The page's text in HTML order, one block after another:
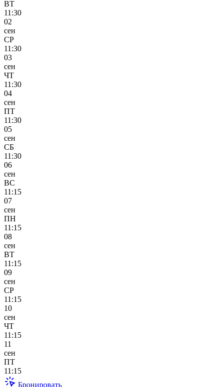
ВТ
11:30
02
сен
СР
11:30
03
сен
ЧТ
11:30
04
сен
ПТ
11:30
05
сен
СБ
11:30
06
сен
ВС
11:15
07
сен
ПН
11:15
08
сен
ВТ
11:15
09
сен
СР
11:15
10
сен
ЧТ
11:15
11
сен
ПТ
11:15
Бронировать